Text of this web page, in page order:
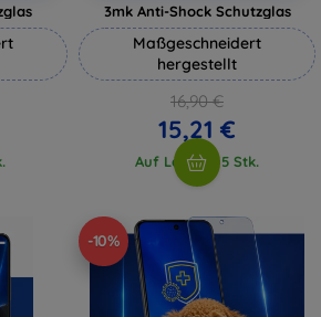
3mk Anti-Shock Schutzglas
Maßgeschneidert
hergestellt
16,90 €
15,21 €
Auf Lager > 5 Stk.
-10%